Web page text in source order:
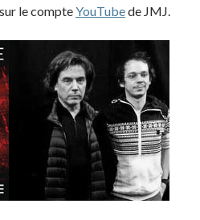
le compteYouTubede JMJ.